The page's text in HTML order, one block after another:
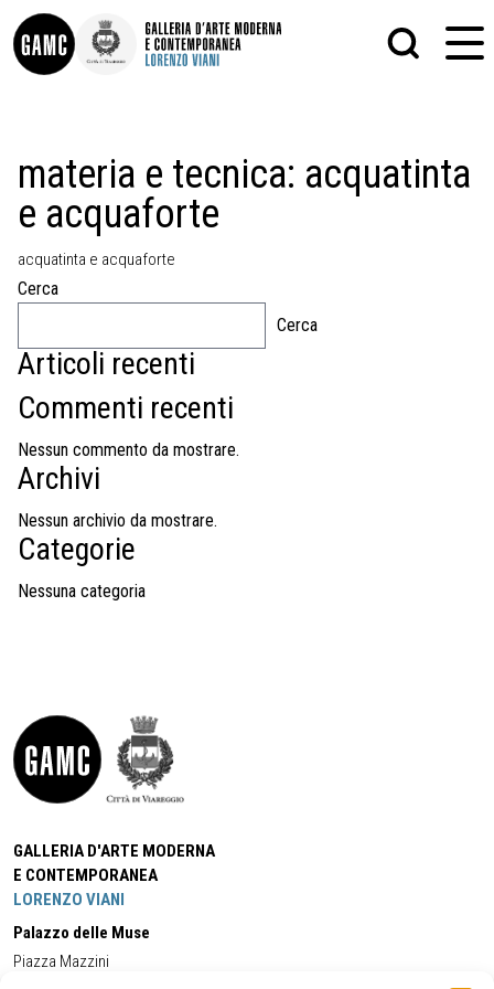
CONTATTI
DIDATTICA
SHOP
LE COLLEZIONI
GLI AUTORI
MOSTRE
EVENTI
PALAZZO DELLE MUSE
GRAFICA
PITTURA
materia e tecnica: acquatinta
e acquaforte
acquatinta e acquaforte
Cerca
Cerca
Articoli recenti
Commenti recenti
Nessun commento da mostrare.
Archivi
Nessun archivio da mostrare.
Categorie
Nessuna categoria
GALLERIA D'ARTE MODERNA
E CONTEMPORANEA
LORENZO VIANI
Palazzo delle Muse
Piazza Mazzini